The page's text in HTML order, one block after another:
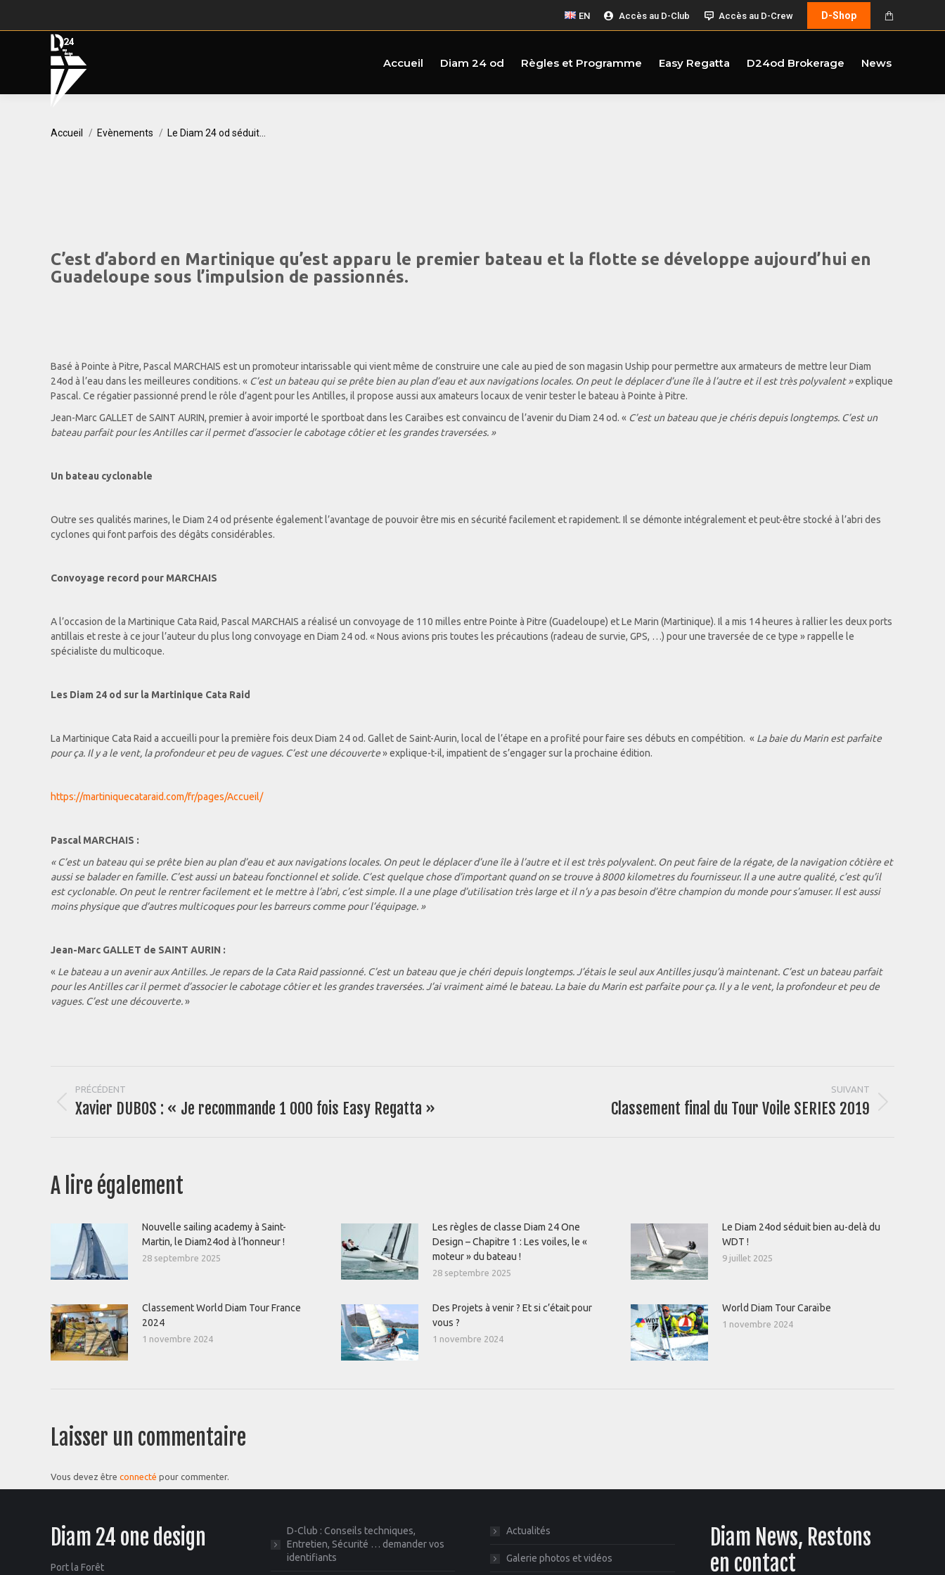
EN Accès au D-Club Accès au D-Crew D-Shop
Accueil Diam 24 od Règles et Programme Easy Regatta D24od Brokerage News
Accueil Evènements Le Diam 24 od séduit…
C’est d’abord en Martinique qu’est apparu le premier bateau et la flotte se développe aujourd’hui en
Guadeloupe sous l’impulsion de passionnés.
Basé à Pointe à Pitre, Pascal MARCHAIS est un promoteur intarissable qui vient même de construire une cale au pied de son magasin Uship pour permettre aux armateurs de mettre leur Diam
24od à l’eau dans les meilleures conditions. « C’est un bateau qui se prête bien au plan d’eau et aux navigations locales. On peut le déplacer d’une île à l’autre et il est très polyvalent »explique
Pascal. Ce régatier passionné prend le rôle d’agent pour les Antilles, il propose aussi aux amateurs locaux de venir tester le bateau à Pointe à Pitre.
Jean-Marc GALLET de SAINT AURIN, premier à avoir importé le sportboat dans les Caraïbes est convaincu de l’avenir du Diam 24 od. « C’est un bateau que je chéris depuis longtemps. C’est un
bateau parfait pour les Antilles car il permet d’associer le cabotage côtier et les grandes traversées. »
Un bateau cyclonable
Outre ses qualités marines, le Diam 24 od présente également l’avantage de pouvoir être mis en sécurité facilement et rapidement. Il se démonte intégralement et peut-être stocké à l’abri des
cyclones qui font parfois des dégâts considérables.
Convoyage record pour MARCHAIS
A l’occasion de la Martinique Cata Raid, Pascal MARCHAIS a réalisé un convoyage de 110 milles entre Pointe à Pitre (Guadeloupe) et Le Marin (Martinique). Il a mis 14 heures à rallier les deux ports
antillais et reste à ce jour l’auteur du plus long convoyage en Diam 24 od. « Nous avions pris toutes les précautions (radeau de survie, GPS, …) pour une traversée de ce type » rappelle le
spécialiste du multicoque.
Les Diam 24 od sur la Martinique Cata Raid
La Martinique Cata Raid a accueilli pour la première fois deux Diam 24 od. Gallet de Saint-Aurin, local de l’étape en a profité pour faire ses débuts en compétition. « La baie du Marin est parfaite
pour ça. Il y a le vent, la profondeur et peu de vagues. C’est une découverte» explique-t-il, impatient de s’engager sur la prochaine édition.
https://martiniquecataraid.com/fr/pages/Accueil/
Pascal MARCHAIS :
« C’est un bateau qui se prête bien au plan d’eau et aux navigations locales. On peut le déplacer d’une île à l’autre et il est très polyvalent. On peut faire de la régate, de la navigation côtière et
aussi se balader en famille. C’est aussi un bateau fonctionnel et solide. C’est quelque chose d’important quand on se trouve à 8000 kilometres du fournisseur. Il a une autre qualité, c’est qu’il
est cyclonable. On peut le rentrer facilement et le mettre à l’abri, c’est simple. Il a une plage d’utilisation très large et il n’y a pas besoin d’être champion du monde pour s’amuser. Il est aussi
moins physique que d’autres multicoques pour les barreurs comme pour l’équipage. »
Jean-Marc GALLET de SAINT AURIN :
« Le bateau a un avenir aux Antilles. Je repars de la Cata Raid passionné. C’est un bateau que je chéri depuis longtemps. J’étais le seul aux Antilles jusqu’à maintenant. C’est un bateau parfait
pour les Antilles car il permet d’associer le cabotage côtier et les grandes traversées. J’ai vraiment aimé le bateau. La baie du Marin est parfaite pour ça. Il y a le vent, la profondeur et peu de
vagues. C’est une découverte.»
Navigation
article
PRÉCÉDENT
Article
Xavier DUBOS : « Je recommande 1 000 fois Easy Regatta »
SUIVANT
Classement final du Tour Voile SERIES 2019
A lire également
Nouvelle sailing academy à Saint-
Martin, le Diam24od à l’honneur !
28 septembre 2025
Les règles de classe Diam 24 One
Design – Chapitre 1 : Les voiles, le «
moteur » du bateau !
28 septembre 2025
Le Diam 24od séduit bien au-delà du
WDT !
9 juillet 2025
Classement World Diam Tour France
2024
1 novembre 2024
Des Projets à venir ? Et si c’était pour
vous ?
1 novembre 2024
World Diam Tour Caraïbe
1 novembre 2024
Laisser un commentaire
Vous devez être connecté pour commenter.
Diam 24 one design
Port la Forêt
D-Club : Conseils techniques,
Entretien, Sécurité … demander vos
identifiants
Actualités
Galerie photos et vidéos
Diam News, Restons
en contact